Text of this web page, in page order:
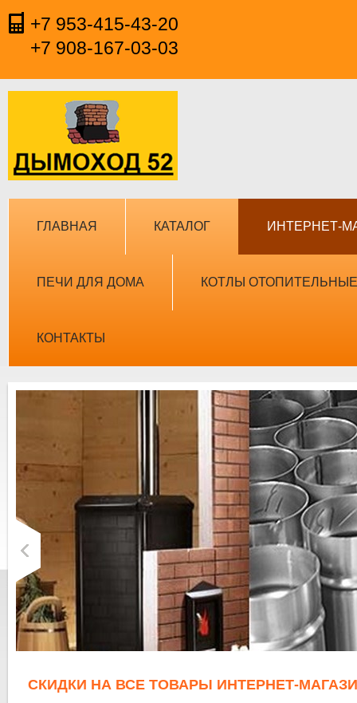
+7 953-415-43-20
+7 908-167-03-03
ГЛАВНАЯ КАТАЛОГ ИНТЕРНЕТ-
ПЕЧИ ДЛЯ ДОМА КОТЛЫ ОТОПИТЕЛЬНЫЕ
КОНТАКТЫ
СКИДКИ НА ВСЕ ТОВАРЫ ИНТЕРНЕТ-